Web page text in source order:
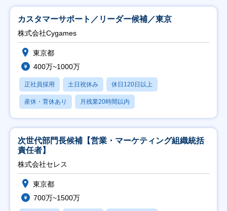
カスタマーサポート／リーダー候補／東京
株式会社Cygames
東京都
400万~1000万
正社員採用 土日祝休み 休日120日以上
産休・育休あり 月残業20時間以内
次世代部門長候補【営業・マーケティング組織統括
責任者】
株式会社セレス
東京都
700万~1500万